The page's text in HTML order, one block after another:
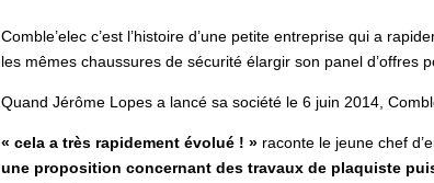
Comble’elec c’est l’histoire d’une petite entreprise qui a
les mêmes chaussures de sécurité élargir son panel d’offres
Quand Jérôme Lopes a lancé sa société le 6 juin 2014,
« cela a très rapidement évolué ! » raconte le jeune chef
une proposition concernant des travaux de plaquiste